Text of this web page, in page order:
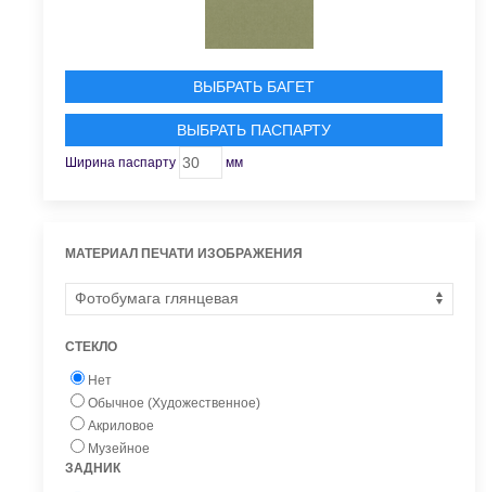
ВЫБРАТЬ БАГЕТ
ВЫБРАТЬ ПАСПАРТУ
Ширина паспарту мм
МАТЕРИАЛ ПЕЧАТИ ИЗОБРАЖЕНИЯ
СТЕКЛО
Нет
Обычное (Художественное)
Акриловое
Музейное
ЗАДНИК